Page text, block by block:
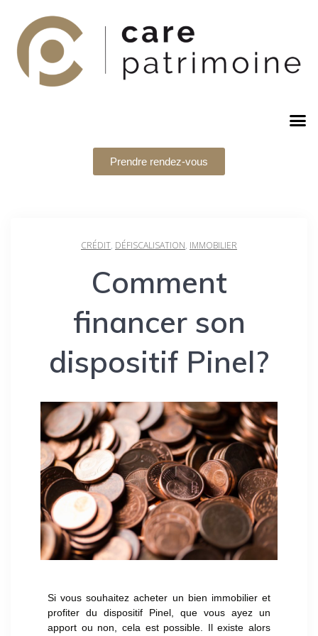
Prendre rendez-vous
CRÉDIT, DÉFISCALISATION, IMMOBILIER
Comment
financer son
dispositif Pinel?
Si vous souhaitez acheter un bien immobilier et
profiter du dispositif Pinel, que vous ayez un
apport ou non, cela est possible. Il existe alors